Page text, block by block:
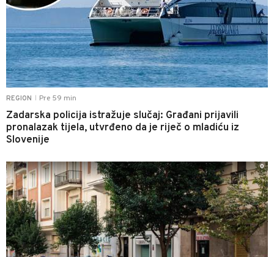
REGION Pre 59 min
Zadarska policija istražuje slučaj: Građani prijavili
pronalazak tijela, utvrđeno da je riječ o mladiću iz
Slovenije
0